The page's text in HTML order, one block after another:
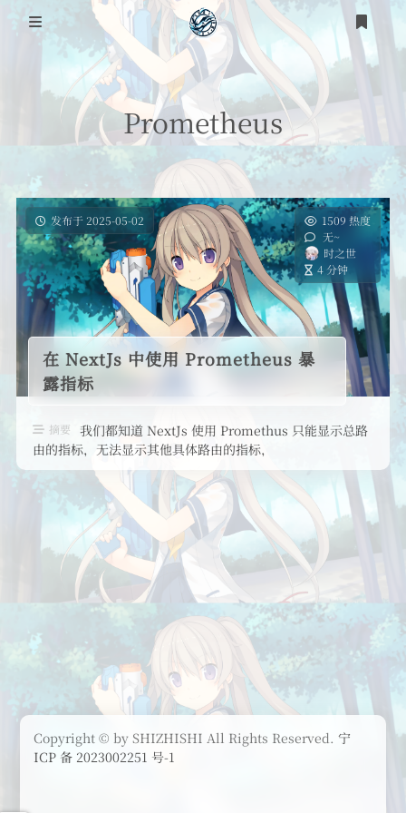
登录 注册
Prometheus
发布于 2025-05-02
1509 热度
无~
时之世
4 分钟
在 NextJs 中使用 Prometheus 暴
露指标
摘要
我们都知道 NextJs 使用 Promethus 只能显示总路
由的指标，无法显示其他具体路由的指标，
如：/api/auth，/home ...
Copyright © by SHIZHISHI All Rights Reserved.宁
ICP 备 2023002251 号-1